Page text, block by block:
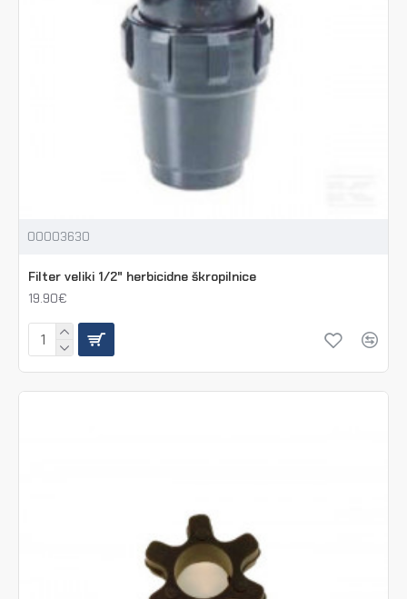
00003630
Filter veliki 1/2" herbicidne škropilnice
19.90€